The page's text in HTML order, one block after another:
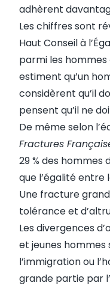
adhèrent
Les chiffres sont
Haut Conseil à
parmi les hommes
estiment qu’un
considèrent qu’il
pensent qu’il ne
De même selon
Fractures
29 % des hommes
que l’égalité entre
Une fracture
tolérance et
Les divergences
et jeunes hommes
l’immigration ou
grande partie par